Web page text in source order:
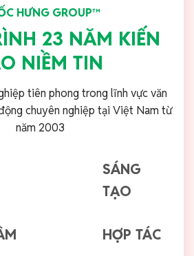
HƯNG GROUP™
23 NĂM KIẾN
NIỀM TIN
tiên phong trong lĩnh vực văn
chuyên nghiệp tại Việt Nam từ
năm 2003
SÁNG
TẠO
HỢP TÁC